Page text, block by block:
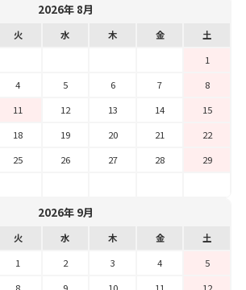
2026年 8月
火 水 木 金
土
1
4 5 6 7
8
11 12 13 14
15
18 19 20 21
22
25 26 27 28
29
2026年 9月
火 水 木 金
土
1
2 3 4
5